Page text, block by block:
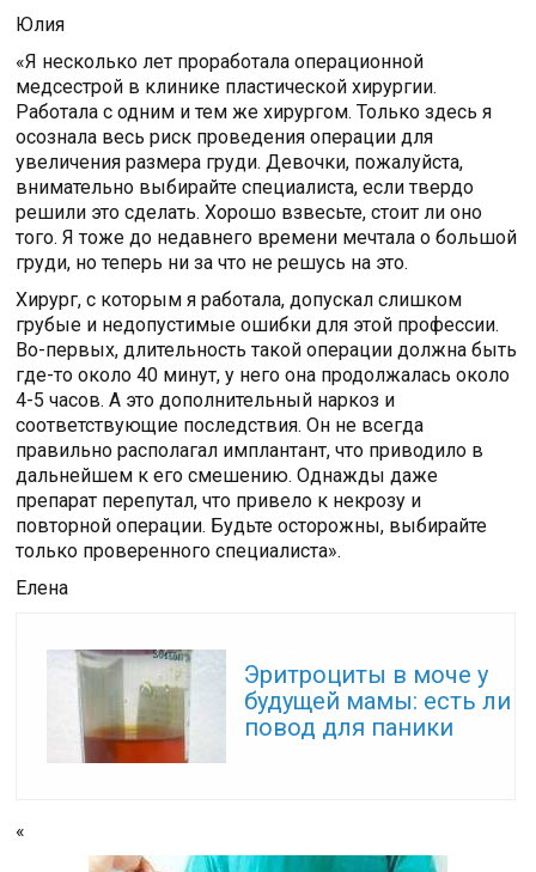
Юлия
«Я несколько лет проработала операционной
медсестрой в клинике пластической хирургии.
Работала с одним и тем же хирургом. Только здесь я
осознала весь риск проведения операции для
увеличения размера груди. Девочки, пожалуйста,
внимательно выбирайте специалиста, если твердо
решили это сделать. Хорошо взвесьте, стоит ли оно
того. Я тоже до недавнего времени мечтала о большой
груди, но теперь ни за что не решусь на это.
Хирург, с которым я работала, допускал слишком
грубые и недопустимые ошибки для этой профессии.
Во-первых, длительность такой операции должна быть
где-то около 40 минут, у него она продолжалась около
4-5 часов. А это дополнительный наркоз и
соответствующие последствия. Он не всегда
правильно располагал имплантант, что приводило в
дальнейшем к его смешению. Однажды даже
препарат перепутал, что привело к некрозу и
повторной операции. Будьте осторожны, выбирайте
только проверенного специалиста».
Елена
Эритроциты в моче у
будущей мамы: есть ли
повод для паники
«